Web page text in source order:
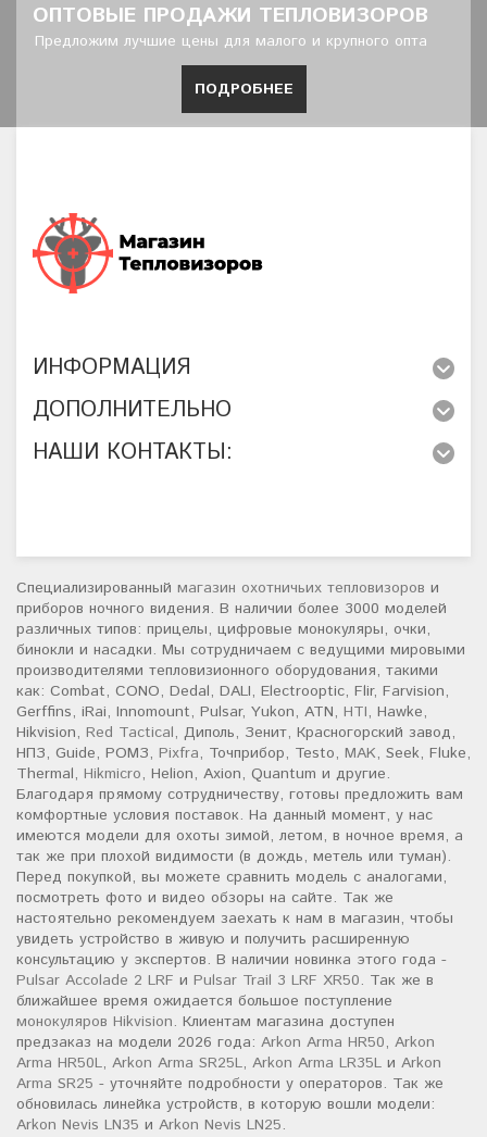
ОПТОВЫЕ ПРОДАЖИ ТЕПЛОВИЗОРОВ
Предложим лучшие цены для малого и крупного опта
ПОДРОБНЕЕ
ИНФОРМАЦИЯ
ДОПОЛНИТЕЛЬНО
НАШИ КОНТАКТЫ:
Специализированный магазин охотничьих тепловизоров и
приборов ночного видения. В наличии более 3000 моделей
различных типов: прицелы, цифровые монокуляры, очки,
бинокли и насадки. Мы сотрудничаем с ведущими мировыми
производителями тепловизионного оборудования, такими
как: Combat, CONO, Dedal, DALI, Electrooptic, Flir, Farvision,
Gerffins, iRai, Innomount, Pulsar, Yukon, ATN, HTI, Hawke,
Hikvision, Red Tactical, Диполь, Зенит, Красногорский завод,
НПЗ, Guide, РОМЗ, Pixfra, Точприбор, Testo, MAK, Seek, Fluke,
Thermal, Hikmicro, Helion, Axion, Quantum и другие.
Благодаря прямому сотрудничеству, готовы предложить вам
комфортные условия поставок. На данный момент, у нас
имеются модели для охоты зимой, летом, в ночное время, а
так же при плохой видимости (в дождь, метель или туман).
Перед покупкой, вы можете сравнить модель с аналогами,
посмотреть фото и видео обзоры на сайте. Так же
настоятельно рекомендуем заехать к нам в магазин, чтобы
увидеть устройство в живую и получить расширенную
консультацию у экспертов. В наличии новинка этого года -
Pulsar Accolade 2 LRF и Pulsar Trail 3 LRF XR50. Так же в
ближайшее время ожидается большое поступление
монокуляров Hikvision. Клиентам магазина доступен
предзаказ на модели 2026 года: Arkon Arma HR50, Arkon
Arma HR50L, Arkon Arma SR25L, Arkon Arma LR35L и Arkon
Arma SR25 - уточняйте подробности у операторов. Так же
обновилась линейка устройств, в которую вошли модели:
Arkon Nevis LN35 и Arkon Nevis LN25.